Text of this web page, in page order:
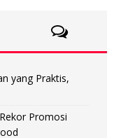
yang Praktis,
Promosi